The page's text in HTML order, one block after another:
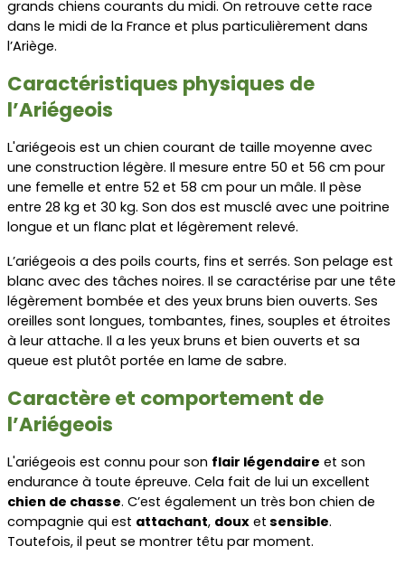
grands chiens courants du midi. On retrouve cette race
dans le midi de la France et plus particulièrement dans
l’Ariège.
Caractéristiques physiques de
l’Ariégeois
L'ariégeois est un chien courant de taille moyenne avec
une construction légère. Il mesure entre 50 et 56 cm pour
une femelle et entre 52 et 58 cm pour un mâle. Il pèse
entre 28 kg et 30 kg. Son dos est musclé avec une poitrine
longue et un flanc plat et légèrement relevé.
L’ariégeois a des poils courts, fins et serrés. Son pelage est
blanc avec des tâches noires. Il se caractérise par une tête
légèrement bombée et des yeux bruns bien ouverts. Ses
oreilles sont longues, tombantes, fines, souples et étroites
à leur attache. Il a les yeux bruns et bien ouverts et sa
queue est plutôt portée en lame de sabre.
Caractère et comportement de
l’Ariégeois
L'ariégeois est connu pour son flair légendaire et son
chien de chasse. C’est également un très bon chien de
compagnie qui est attachant, doux et sensible.
Toutefois, il peut se montrer têtu par moment.